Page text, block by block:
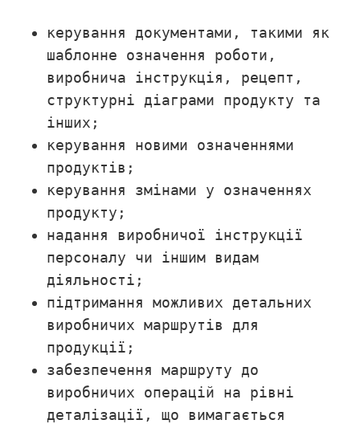
керування документами, такими як
шаблонне означення роботи,
виробнича інструкція, рецепт,
структурні діаграми продукту та
інших;
керування новими означеннями
продуктів;
керування змінами у означеннях
продукту;
надання виробничої інструкції
персоналу чи іншим видам
діяльності;
підтримання можливих детальних
виробничих маршрутів для
продукції;
забезпечення маршруту до
виробничих операцій на рівні
деталізації, що вимагається